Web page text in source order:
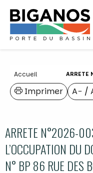
Accueil ARRETE N°2026-0032- AUTORISANT
A− /
Imprimer
ARRETE N°2026-
L’OCCUPATION DU
N° BP 86 RUE DES